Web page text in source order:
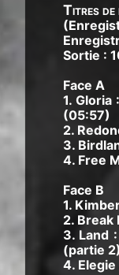
Titres
Sortie :
Face A
1.
(05:57)
2.
3.
4. Free
Face B
1.
2.
3. Land
(partie
4.